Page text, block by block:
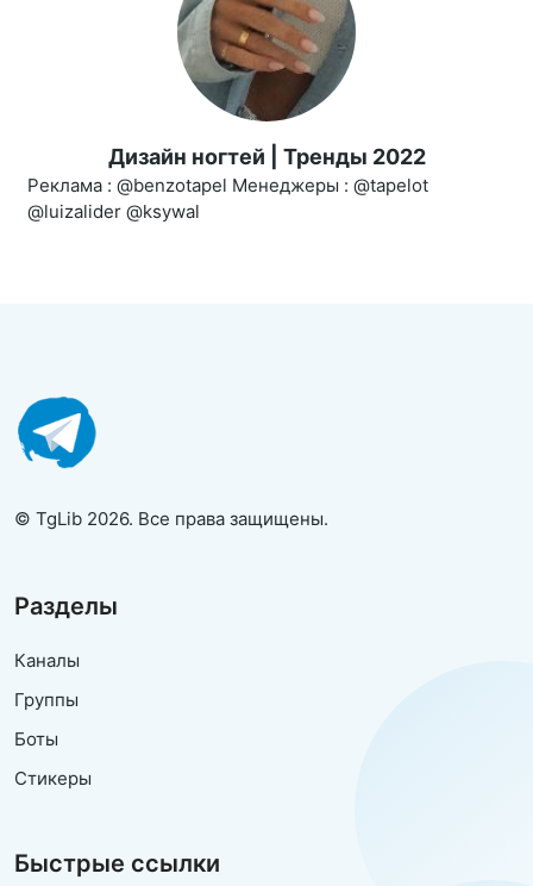
Дизайн ногтей | Тренды 2022
Реклама : @benzotapel Менеджеры : @tapelot
@luizalider @ksywal
© TgLib 2026. Все права защищены.
Разделы
Каналы
Группы
Боты
Стикеры
Быстрые ссылки